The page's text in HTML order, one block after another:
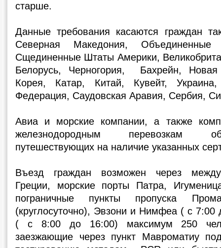
старше.
Данные требования касаются граждан
Северная Македония, Объединенные
Сщединенные Штаты Америки,
Белорусь, Черногория, Бахрейн,
Корея, Катар, Китай, Кувейт,
Федерация, Саудовская Аравия, Сербия,
Авиа и морские компании, а также
железнодородным перевозкам
путешествующих на наличие указанных
Въезд граждан возможен через
Греции, морские порты Патра,
пограничные пункты пропуска
(круглосуточно), Эвзони и Нимфеа ( с
( с 8:00 до 16:00) максимум 250
заезжающие через пункт Мавроматиу